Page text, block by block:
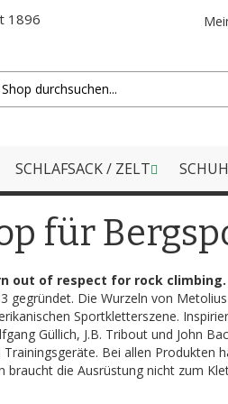
1896
SCHLAFSACK / ZELT
für
out of respect for rock climbing.
gegründet. Die Wurzeln von
Sportkletterszene.
Güllich, J.B. Tribout und John
Trainingsgeräte. Bei allen Produkten
braucht die Ausrüstung nicht zum